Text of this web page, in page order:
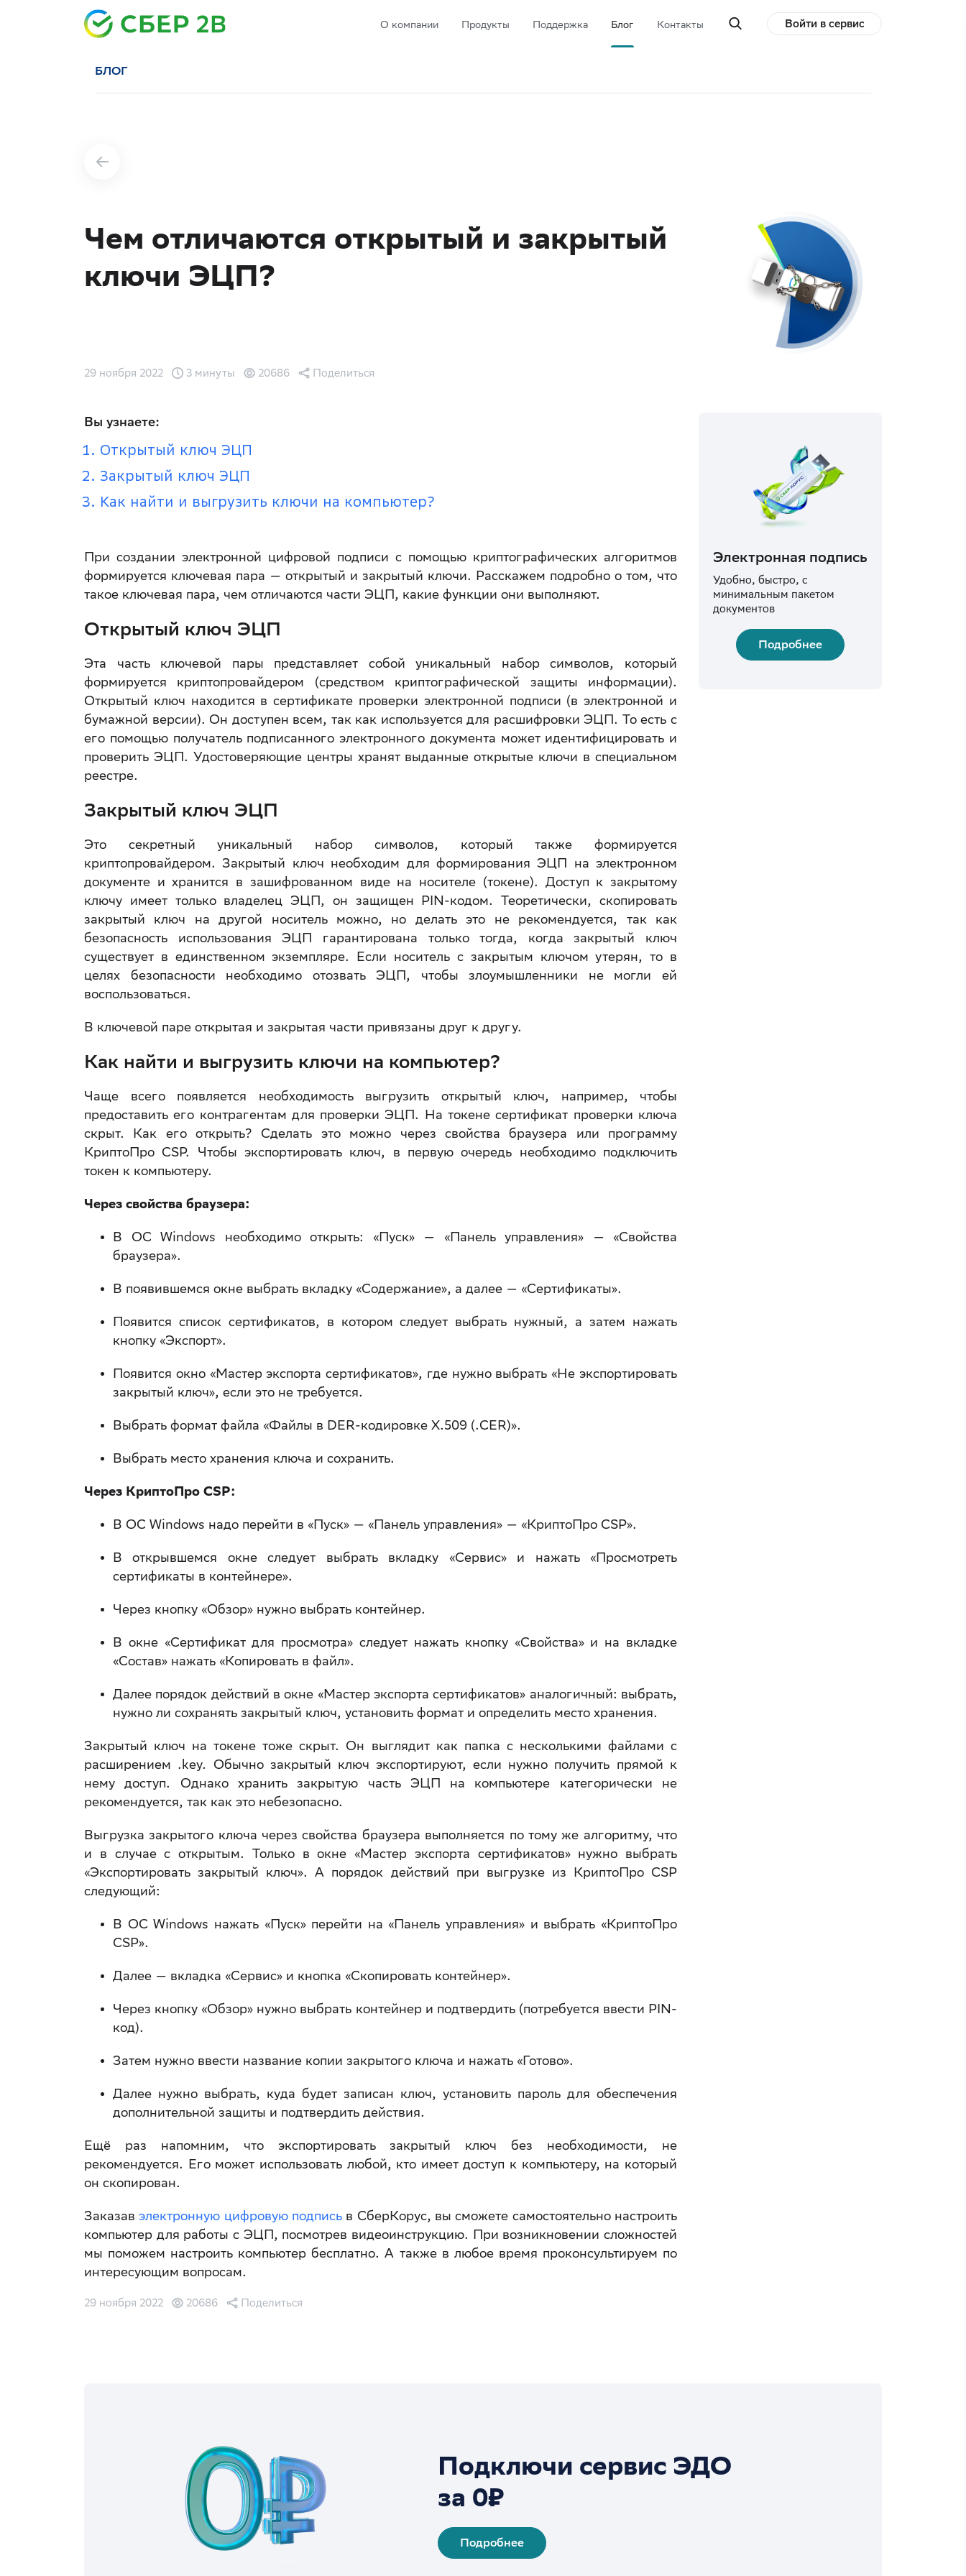
О компании Продукты Поддержка Блог Контакты Войти в сервис
БЛОГ
Чем отличаются открытый и закрытый
ключи ЭЦП?
29 ноября 2022 3 минуты 20686 Поделиться
Вы узнаете:
Открытый ключ ЭЦП
Закрытый ключ ЭЦП
Как найти и выгрузить ключи на компьютер?
При создании электронной цифровой подписи с помощью криптографических алгоритмов
формируется ключевая пара — открытый и закрытый ключи. Расскажем подробно о том, что
такое ключевая пара, чем отличаются части ЭЦП, какие функции они выполняют.
Открытый ключ ЭЦП
Эта часть ключевой пары представляет собой уникальный набор символов, который
формируется криптопровайдером (средством криптографической защиты информации).
Открытый ключ находится в сертификате проверки электронной подписи (в электронной и
бумажной версии). Он доступен всем, так как используется для расшифровки ЭЦП. То есть с
его помощью получатель подписанного электронного документа может идентифицировать и
проверить ЭЦП. Удостоверяющие центры хранят выданные открытые ключи в специальном
реестре.
Закрытый ключ ЭЦП
Это секретный уникальный набор символов, который также формируется
криптопровайдером. Закрытый ключ необходим для формирования ЭЦП на электронном
документе и хранится в зашифрованном виде на носителе (токене). Доступ к закрытому
ключу имеет только владелец ЭЦП, он защищен PIN-кодом. Теоретически, скопировать
закрытый ключ на другой носитель можно, но делать это не рекомендуется, так как
безопасность использования ЭЦП гарантирована только тогда, когда закрытый ключ
существует в единственном экземпляре. Если носитель с закрытым ключом утерян, то в
целях безопасности необходимо отозвать ЭЦП, чтобы злоумышленники не могли ей
воспользоваться.
В ключевой паре открытая и закрытая части привязаны друг к другу.
Как найти и выгрузить ключи на компьютер?
Чаще всего появляется необходимость выгрузить открытый ключ, например, чтобы
предоставить его контрагентам для проверки ЭЦП. На токене сертификат проверки ключа
скрыт. Как его открыть? Сделать это можно через свойства браузера или программу
КриптоПро CSP. Чтобы экспортировать ключ, в первую очередь необходимо подключить
токен к компьютеру.
Через свойства браузера:
В ОС Windows необходимо открыть: «Пуск» — «Панель управления» — «Свойства
браузера».
В появившемся окне выбрать вкладку «Содержание», а далее — «Сертификаты».
Появится список сертификатов, в котором следует выбрать нужный, а затем нажать
кнопку «Экспорт».
Появится окно «Мастер экспорта сертификатов», где нужно выбрать «Не экспортировать
закрытый ключ», если это не требуется.
Выбрать формат файла «Файлы в DER-кодировке X.509 (.CER)».
Выбрать место хранения ключа и сохранить.
Через КриптоПро CSP:
В ОС Windows надо перейти в «Пуск» — «Панель управления» — «КриптоПро CSP».
В открывшемся окне следует выбрать вкладку «Сервис» и нажать «Просмотреть
сертификаты в контейнере».
Через кнопку «Обзор» нужно выбрать контейнер.
В окне «Сертификат для просмотра» следует нажать кнопку «Свойства» и на вкладке
«Состав» нажать «Копировать в файл».
Далее порядок действий в окне «Мастер экспорта сертификатов» аналогичный: выбрать,
нужно ли сохранять закрытый ключ, установить формат и определить место хранения.
Закрытый ключ на токене тоже скрыт. Он выглядит как папка с несколькими файлами с
расширением .key. Обычно закрытый ключ экспортируют, если нужно получить прямой к
нему доступ. Однако хранить закрытую часть ЭЦП на компьютере категорически не
рекомендуется, так как это небезопасно.
Выгрузка закрытого ключа через свойства браузера выполняется по тому же алгоритму, что
и в случае с открытым. Только в окне «Мастер экспорта сертификатов» нужно выбрать
«Экспортировать закрытый ключ». А порядок действий при выгрузке из КриптоПро CSP
следующий:
В ОС Windows нажать «Пуск» перейти на «Панель управления» и выбрать «КриптоПро
CSP».
Далее — вкладка «Сервис» и кнопка «Скопировать контейнер».
Через кнопку «Обзор» нужно выбрать контейнер и подтвердить (потребуется ввести PIN-
код).
Затем нужно ввести название копии закрытого ключа и нажать «Готово».
Далее нужно выбрать, куда будет записан ключ, установить пароль для обеспечения
дополнительной защиты и подтвердить действия.
Ещё раз напомним, что экспортировать закрытый ключ без необходимости, не
рекомендуется. Его может использовать любой, кто имеет доступ к компьютеру, на который
он скопирован.
Заказав электронную цифровую подпись в СберКорус, вы сможете самостоятельно настроить
компьютер для работы с ЭЦП, посмотрев видеоинструкцию. При возникновении сложностей
мы поможем настроить компьютер бесплатно. А также в любое время проконсультируем по
интересующим вопросам.
Электронная подпись
Удобно, быстро, с
минимальным пакетом
документов
Подробнее
29 ноября 2022 20686 Поделиться
Подключи сервис ЭДО
за 0₽
Подробнее